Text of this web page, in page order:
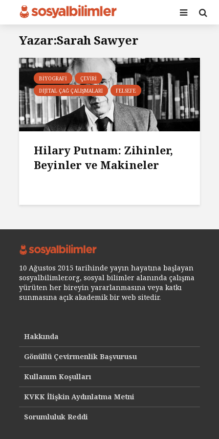
Yazar:Sarah Sawyer
BIYOGRAFI
ÇEVIRI
DIJITAL ÇAĞ ÇALIŞMALARI
FELSEFE
Hilary Putnam: Zihinler,
Beyinler ve Makineler
10 Ağustos 2015 tarihinde yayın hayatına başlayan
sosyalbilimler.org, sosyal bilimler alanında çalışma
yürüten her bireyin yararlanmasına veya katkı
sunmasına açık akademik bir web sitedir.
Hakkında
Gönüllü Çevirmenlik Başvurusu
Kullanım Koşulları
KVKK İlişkin Aydınlatma Metni
Sorumluluk Reddi